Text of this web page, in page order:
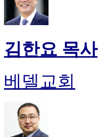
김한요 목사
베델교회